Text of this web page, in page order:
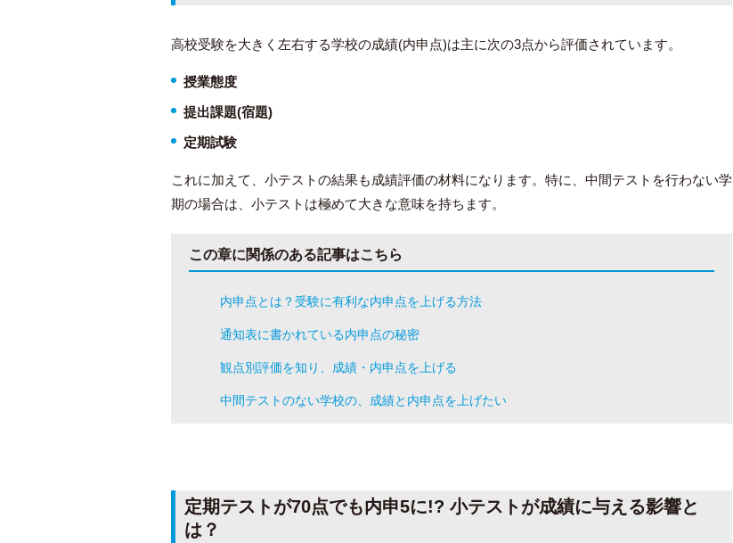
高校受験を大きく左右する学校の成績(内申点)は主に次の3点から評価されています。
授業態度
提出課題(宿題)
定期試験
これに加えて、小テストの結果も成績評価の材料になります。特に、中間テストを行わない学
期の場合は、小テストは極めて大きな意味を持ちます。
この章に関係のある記事はこちら
内申点とは？受験に有利な内申点を上げる方法
通知表に書かれている内申点の秘密
観点別評価を知り、成績・内申点を上げる
中間テストのない学校の、成績と内申点を上げたい
定期テストが70点でも内申5に!? 小テストが成績に与える影響と
は？